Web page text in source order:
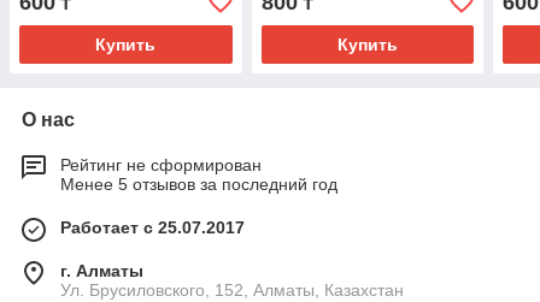
Купить Купить
О нас
Рейтинг не сформирован
Менее 5 отзывов за последний год
Работает с 25.07.2017
г. Алматы
Ул. Брусиловского, 152, Алматы, Казахстан